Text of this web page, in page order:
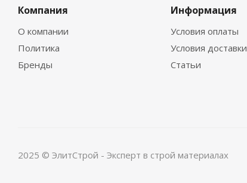
Компания
О компании
Политика
Бренды
Информация
Условия оплаты
Условия доставки
Статьи
2025 © ЭлитСтрой - Эксперт в строй материалах